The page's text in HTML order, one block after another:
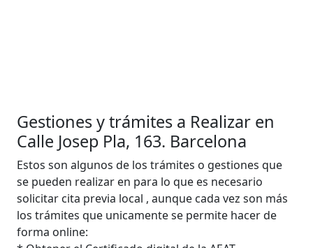
Gestiones y trámites a Realizar en
Calle Josep Pla, 163. Barcelona
Estos son algunos de los trámites o gestiones que
se pueden realizar en para lo que es necesario
solicitar cita previa local , aunque cada vez son más
los trámites que unicamente se permite hacer de
forma online: